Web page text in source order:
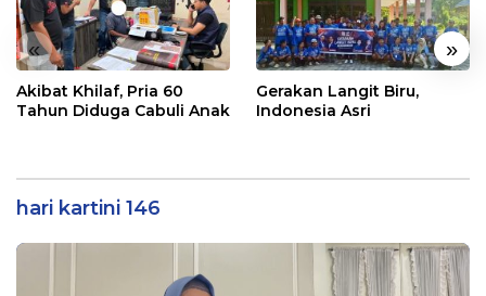
« »
Akibat Khilaf, Pria 60
Tahun Diduga Cabuli Anak
Gerakan Langit Biru,
Indonesia Asri
hari kartini 146